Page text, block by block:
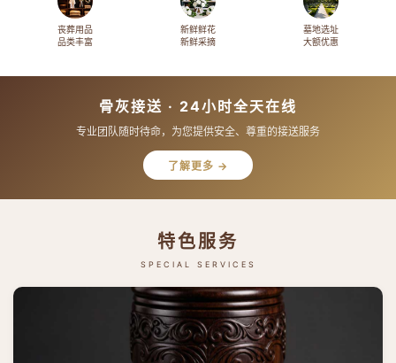
丧葬用品
品类丰富
新鲜鲜花
新鲜采摘
墓地选址
大额优惠
骨灰接送 · 24小时全天在线
专业团队随时待命，为您提供安全、尊重的接送服务
了解更多 →
特色服务
SPECIAL SERVICES